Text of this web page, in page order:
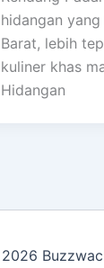
hidangan
Barat, lebih
kuliner khas
Hidangan